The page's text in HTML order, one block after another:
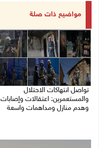
مواضيع ذات صلة
تواصل انتهاكات الاحتلال
والمستعمرين: اعتقالات وإصابات
وهدم منازل ومداهمات واسعة